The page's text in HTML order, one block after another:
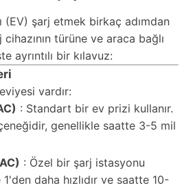
(EV) şarj etmek birkaç adımdan
türüne ve araca bağlı
ayrıntılı bir kılavuz:
vardır:
: Standart bir ev prizi kullanır.
genellikle saatte 3-5 mil
: Özel bir şarj istasyonu
daha hızlıdır ve saatte 10-